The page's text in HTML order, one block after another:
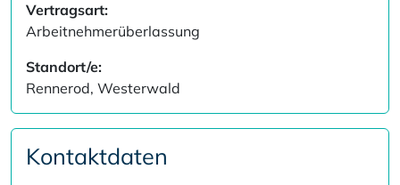
Vertragsart:
Arbeitnehmerüberlassung
Standort/e:
Rennerod, Westerwald
Kontaktdaten